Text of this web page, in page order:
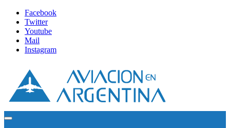
Facebook
Twitter
Youtube
Mail
Instagram